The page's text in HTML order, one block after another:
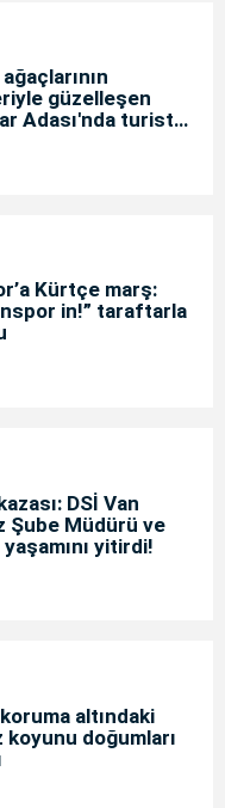
güzelleşen
Adası'nda turist
Kürtçe marş:
in!” taraftarla
DSİ Van
Şube Müdürü ve
yitirdi!
altındaki
koyunu doğumları